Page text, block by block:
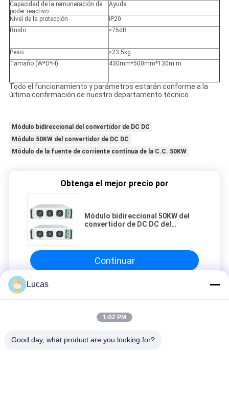
Capacidad de la remuneración de
poder reactivo
Ayuda
Nivel de la protección
IP20
Ruido
≤75dB
Peso
≤23.5kg
Tamaño (W*D*H)
430mm*500mm*130m m
Todo el funcionamiento y parámetros estarán conforme a la
última confirmación de nuestro departamento técnico
.
Módulo bidireccional del convertidor de DC DC
Módulo 50KW del convertidor de DC DC
Módulo de la fuente de corriente continua de la C.C. 50KW
Obtenga el mejor precio por
Módulo bidireccional 50KW del
convertidor de DC DC del
Continuar
convertidor de la C.C. de la C.C.
Convertidor aislado bidireccional IP20 DSP dual inteligente de
Lucas
1:02 PM
Good day, what product are you looking for?